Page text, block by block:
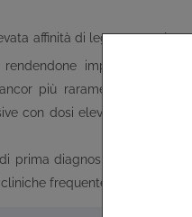
affinità di legame con le
improvvisamente
più raramente
con dosi elevate di l-
prima diagnosi estranee ad
frequentemente